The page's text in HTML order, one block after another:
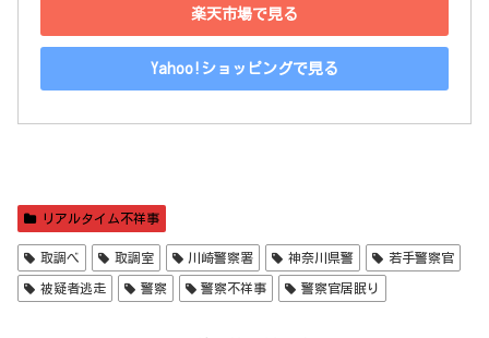
楽天市場で見る
Yahoo!ショッピングで見る
リアルタイム不祥事
取調べ 取調室 川崎警察署 神奈川県警 若手警察官
被疑者逃走 警察 警察不祥事 警察官居眠り